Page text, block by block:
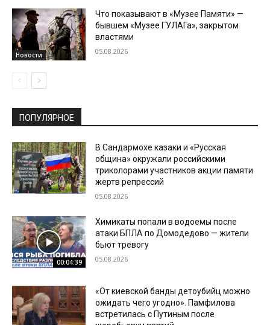
Новости
Что показывают в «Музее Памяти» —
бывшем «Музее ГУЛАГа», закрытом
властями
05.08.2026
ПОПУЛЯРНОЕ
В Сандармохе казаки и «Русская
община» окружали российскими
триколорами участников акции памяти
жертв репрессий
05.08.2026
00:04:39
Химикаты попали в водоемы после
атаки БПЛА по Домодедово — жители
бьют тревогу
05.08.2026
«От киевской банды детоубийц можно
ожидать чего угодно». Памфилова
встретилась с Путиным после